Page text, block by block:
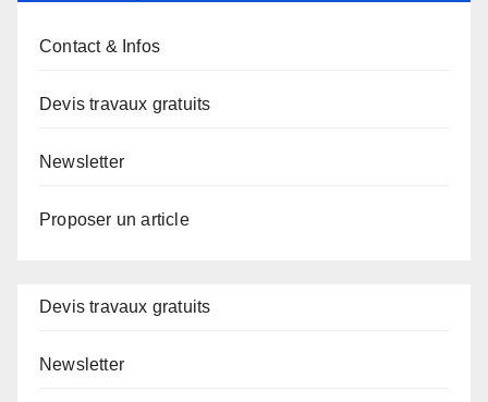
Contact & Infos
Devis travaux gratuits
Newsletter
Proposer un article
Devis travaux gratuits
Newsletter